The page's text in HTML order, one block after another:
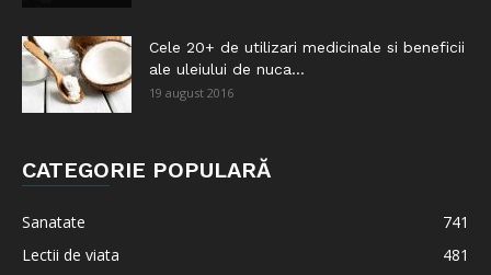
Cele 20+ de utilizari medicinale si beneficii
ale uleiului de nuca...
19 august 2016
CATEGORIE POPULARĂ
Sanatate
741
Lectii de viata
481